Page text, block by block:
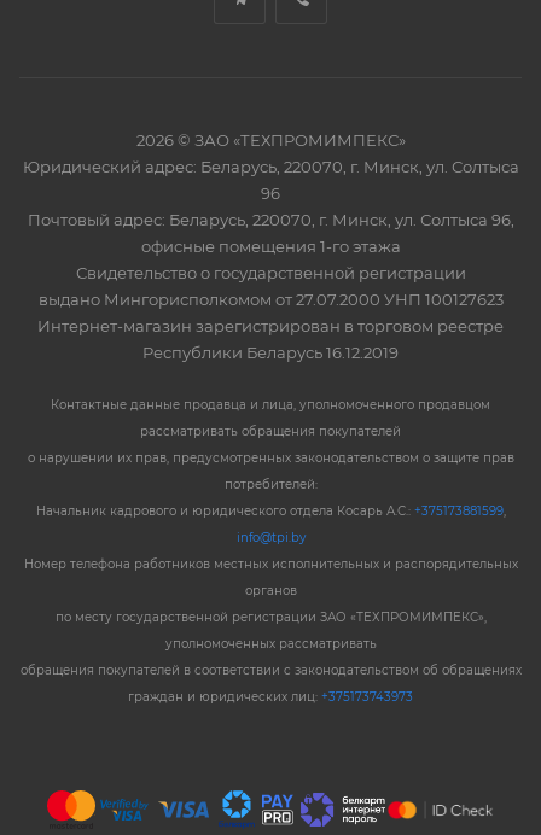
2026 © ЗАО «ТЕХПРОМИМПЕКС»
Юридический адрес: Беларусь, 220070, г. Минск, ул. Солтыса
96
Почтовый адрес: Беларусь, 220070, г. Минск, ул. Солтыса 96,
офисные помещения 1-го этажа
Свидетельство о государственной регистрации
выдано Мингорисполкомом от 27.07.2000 УНП 100127623
Интернет-магазин зарегистрирован в торговом реестре
Республики Беларусь 16.12.2019
Контактные данные продавца и лица, уполномоченного продавцом
рассматривать обращения покупателей
о нарушении их прав, предусмотренных законодательством о защите прав
потребителей:
Начальник кадрового и юридического отдела Косарь А.С.: +375173881599,
info@tpi.by
Номер телефона работников местных исполнительных и распорядительных
органов
по месту государственной регистрации ЗАО «ТЕХПРОМИМПЕКС»,
уполномоченных рассматривать
обращения покупателей в соответствии с законодательством об обращениях
граждан и юридических лиц: +375173743973